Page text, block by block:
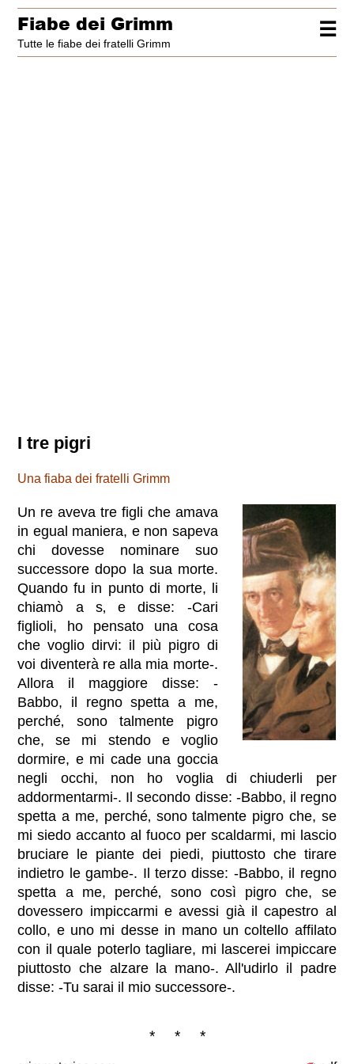
☰
Fiabe dei Grimm
Tutte le fiabe dei fratelli Grimm
I tre pigri
Una fiaba dei fratelli Grimm
Un re aveva tre figli che amava
in egual maniera, e non sapeva
chi dovesse nominare suo
successore dopo la sua morte.
Quando fu in punto di morte, li
chiamò a s‚ e disse: -Cari
figlioli, ho pensato una cosa
che voglio dirvi: il più pigro di
voi diventerà re alla mia morte-.
Allora il maggiore disse: -
Babbo, il regno spetta a me,
perché‚ sono talmente pigro
che, se mi stendo e voglio
dormire, e mi cade una goccia
negli occhi, non ho voglia di chiuderli per
addormentarmi-. Il secondo disse: -Babbo, il regno
spetta a me, perché‚ sono talmente pigro che, se
mi siedo accanto al fuoco per scaldarmi, mi lascio
bruciare le piante dei piedi, piuttosto che tirare
indietro le gambe-. Il terzo disse: -Babbo, il regno
spetta a me, perché‚ sono così pigro che, se
dovessero impiccarmi e avessi già il capestro al
collo, e uno mi desse in mano un coltello affilato
con il quale poterlo tagliare, mi lascerei impiccare
piuttosto che alzare la mano-. All'udirlo il padre
disse: -Tu sarai il mio successore-.
* * *